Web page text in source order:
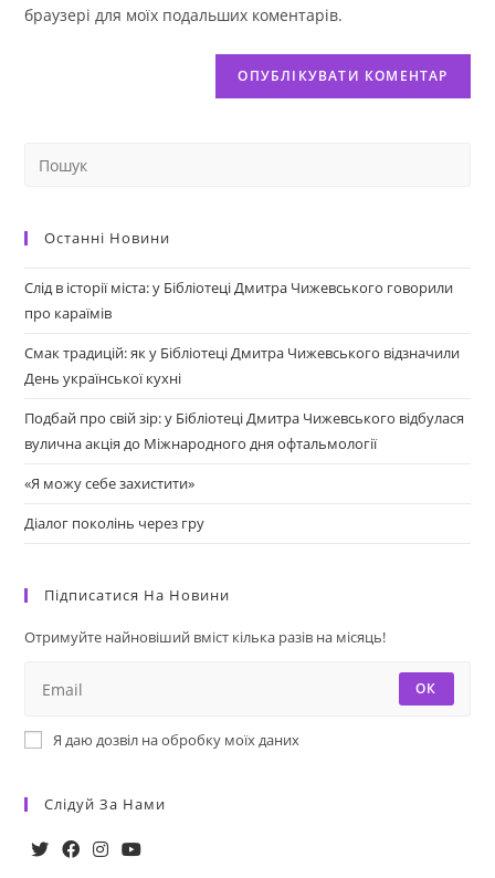
браузері для моїх подальших коментарів.
Останні Новини
Слід в історії міста: у Бібліотеці Дмитра Чижевського говорили
про караїмів
Смак традицій: як у Бібліотеці Дмитра Чижевського відзначили
День української кухні
Подбай про свій зір: у Бібліотеці Дмитра Чижевського відбулася
вулична акція до Міжнародного дня офтальмології
«Я можу себе захистити»
Діалог поколінь через гру
Підписатися На Новини
Отримуйте найновіший вміст кілька разів на місяць!
ОК
Я даю дозвіл на обробку моїх даних
Слідуй За Нами